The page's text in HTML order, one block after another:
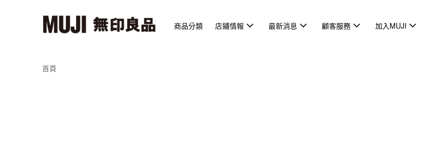
商品分類 店鋪情報 最新消息 顧客服務 加入MUJI
首頁